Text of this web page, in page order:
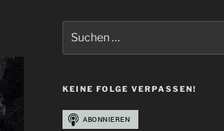
nach:
KEINE FOLGE VERPASSEN!